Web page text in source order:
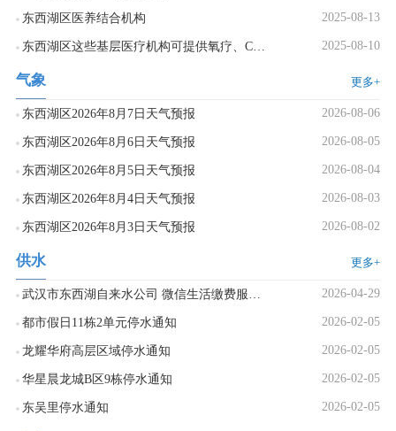
东西湖区医养结合机构 2025-08-13
2025-08-10
气象 更多+
东西湖区2026年8月7日天气预报 2026-08-06
东西湖区2026年8月6日天气预报 2026-08-05
东西湖区2026年8月5日天气预报 2026-08-04
东西湖区2026年8月4日天气预报 2026-08-03
东西湖区2026年8月3日天气预报 2026-08-02
供水 更多+
2026-04-29
都市假日11栋2单元停水通知 2026-02-05
龙耀华府高层区域停水通知 2026-02-05
华星晨龙城B区9栋停水通知 2026-02-05
东吴里停水通知 2026-02-05